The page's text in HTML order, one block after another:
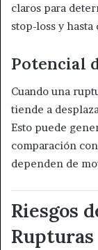
claros para
stop-loss y
Potencial
Cuando una
tiende a
Esto puede
comparación
dependen de
Riesgos
Rupturas